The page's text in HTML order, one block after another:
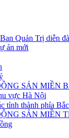
Quản Trị diễn
án mới
SẢN MIỀN
vực Hà Nội
tỉnh thành phía Bắc
SẢN MIỀN